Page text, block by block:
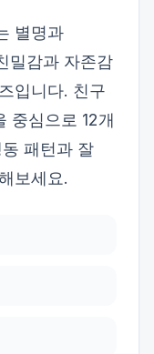
별명과
밀감과 자존감
입니다. 친구
중심으로 12개
패턴과 잘
보세요.